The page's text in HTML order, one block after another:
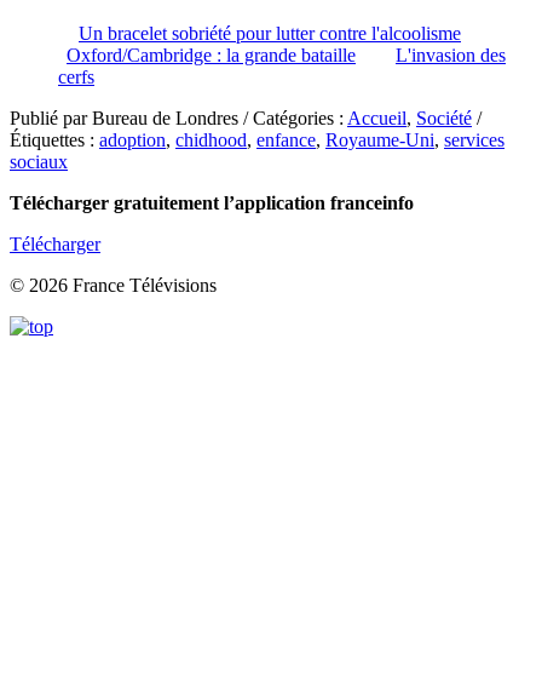
Un bracelet sobriété pour lutter contre l'alcoolisme
Oxford/Cambridge : la grande bataille
L'invasion des
cerfs
Publié par Bureau de Londres / Catégories : Accueil, Société /
Étiquettes : adoption, chidhood, enfance, Royaume-Uni, services
sociaux
Télécharger gratuitement l’application franceinfo
Télécharger
© 2026 France Télévisions